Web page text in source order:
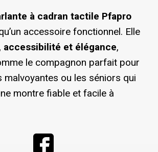
à cadran tactile Pfapro
accessoire fonctionnel. Elle
accessibilité et élégance,
le compagnon parfait pour
malvoyantes ou les séniors qui
montre fiable et facile à